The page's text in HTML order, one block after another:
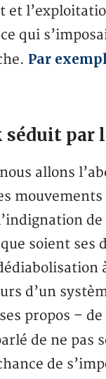
et
qui
Par
par
allons
soient
d’un
propos –
de ne pas
de